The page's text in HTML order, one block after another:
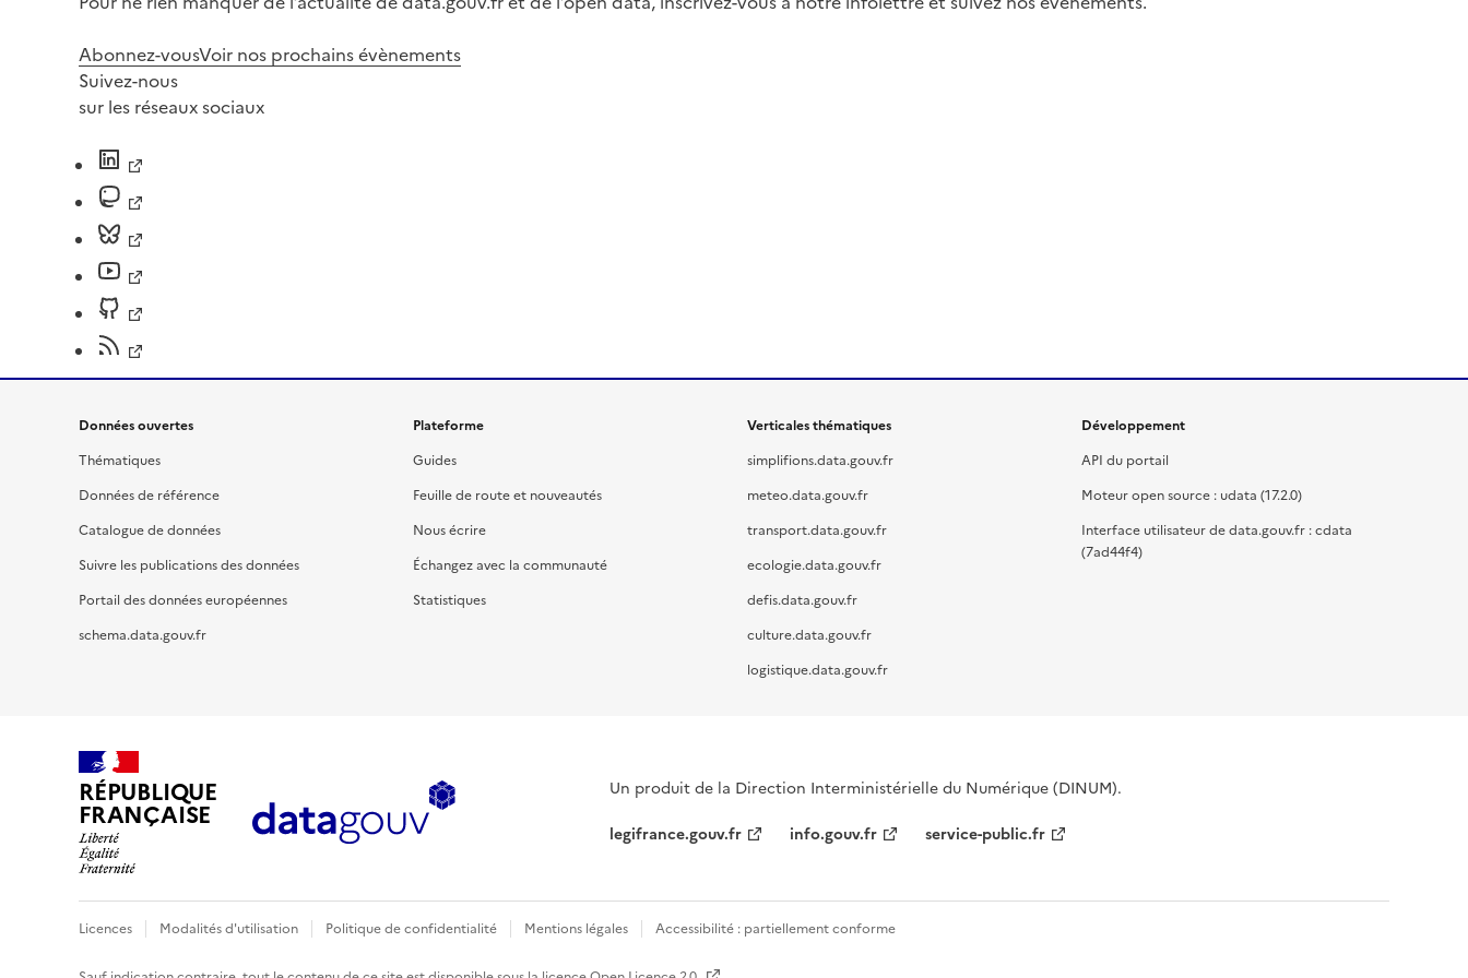
Abonnez-vousVoir nos prochains évènements
Suivez-nous
sur les réseaux sociaux
Données ouvertes
Thématiques
Données de référence
Catalogue de données
Suivre les publications des données
Portail des données européennes
schema.data.gouv.fr
Plateforme
Guides
Feuille de route et nouveautés
Nous écrire
Échangez avec la communauté
Statistiques
Verticales thématiques
simplifions.data.gouv.fr
meteo.data.gouv.fr
transport.data.gouv.fr
ecologie.data.gouv.fr
defis.data.gouv.fr
culture.data.gouv.fr
logistique.data.gouv.fr
Développement
API du portail
Moteur open source : udata (17.2.0)
Interface utilisateur de data.gouv.fr : cdata
(7ad44f4)
RÉPUBLIQUE
FRANÇAISE
Un produit de la Direction Interministérielle du Numérique (DINUM).
legifrance.gouv.fr
info.gouv.fr service-public.fr
Licences Modalités d'utilisation Politique de confidentialité Mentions légales Accessibilité : partiellement conforme